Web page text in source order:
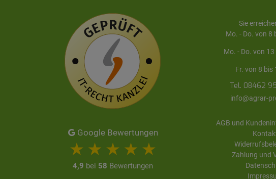
Google Bewertungen
4,9 bei 58 Bewertungen
Sie
Mo. - Do. von 8
Mo. - Do. von
Fr. von 8 bis
Tel. 08462
info@agrar-
AGB und
Zahlung und